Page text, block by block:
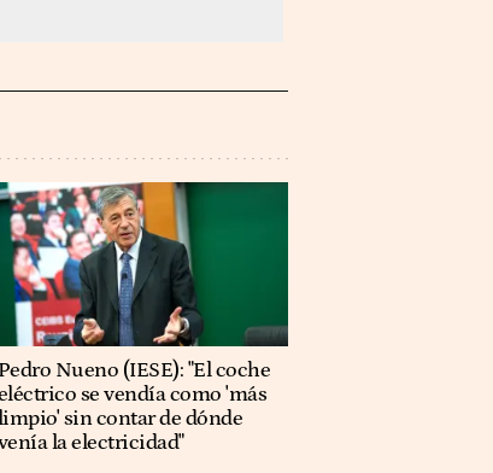
Pedro Nueno (IESE): "El coche
se vendía como 'más
sin contar de dónde
la electricidad"